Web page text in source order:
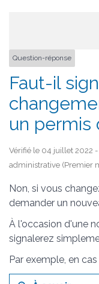
Question-réponse
Faut-il
un permis
Vérifié le 04 juillet 2022
administrative (Premier
Non, si vous
demander un
À l'occasion d'une
signalerez
Par exemple, en